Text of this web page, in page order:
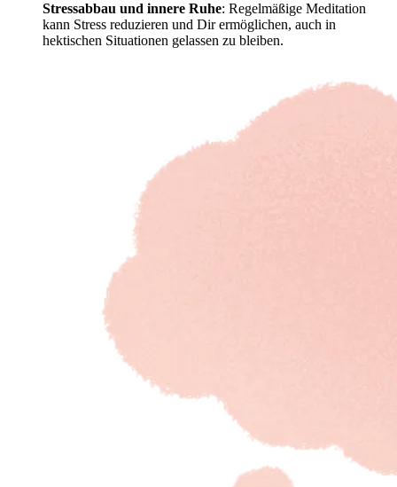
Stressabbau und innere Ruhe: Regelmäßige Meditation
kann Stress reduzieren und Dir ermöglichen, auch in
hektischen Situationen gelassen zu bleiben.